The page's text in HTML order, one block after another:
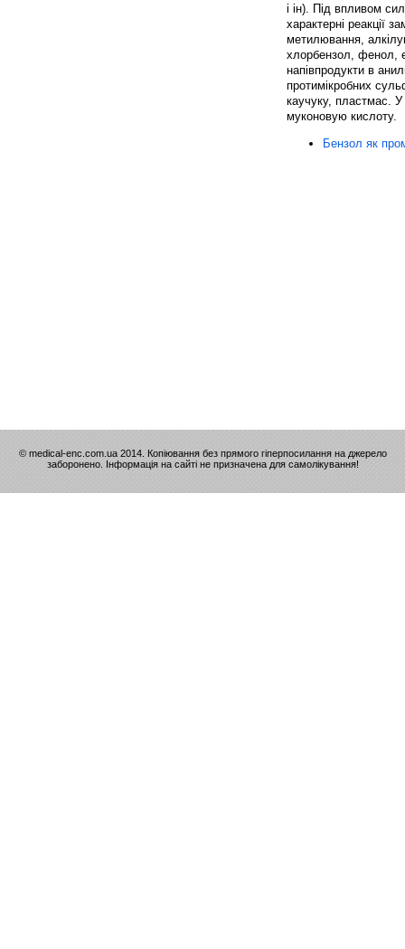
і ін). Під впливом
характерні реакції
метилювання,
хлорбензол, фенол,
напівпродукти в
протимікробних
каучуку, пластмас. У
муконовую кислоту.
Бензол як
© medical-enc.com.ua 2014. Копіювання без прямого гіперпосилання на джерело
заборонено. Інформація на сайті не призначена для самолікування!